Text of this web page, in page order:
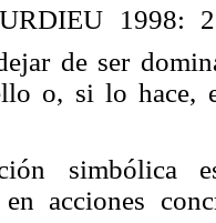
de ser
o, si lo hace,
simbólica
en acciones